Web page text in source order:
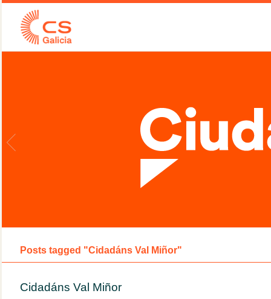
Posts tagged "Cidadáns Val Miñor"
Cidadáns Val Miñor